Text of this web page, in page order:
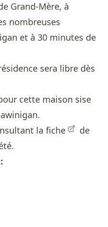
Grand-Mère, à
nombreuses
et à 30 minutes de
sera libre dès
cette maison sise
la fiche
de